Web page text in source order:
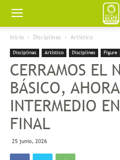
Worldskate
America
Inicio Disciplinas Artístico
Disciplinas Artístico Disciplines Figure
CERRAMOS EL
BÁSICO,
INTERMEDIO
FINAL
25 junio, 2026